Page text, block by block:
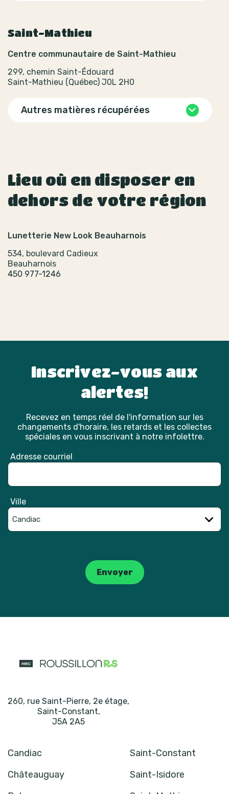
Saint-Mathieu
Centre communautaire de Saint-Mathieu
299, chemin Saint-Édouard
Saint-Mathieu (Québec) J0L 2H0
Autres matières récupérées
Lieu où en disposer en
dehors de votre région
Lunetterie New Look Beauharnois
534, boulevard Cadieux
Beauharnois
450 977-1246
Inscrivez-vous aux
alertes!
Recevez en temps réel de l'information sur les
changements d'horaire, les retards et les collectes
spéciales en vous inscrivant à notre infolettre.
Adresse courriel
Ville
Envoyer
260, rue Saint-Pierre, 2e étage,
Saint-Constant,
J5A 2A5
Candiac
Saint-Constant
Châteauguay
Saint-Isidore